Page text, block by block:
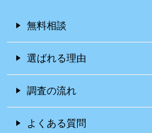
無料相談
選ばれる理由
調査の流れ
よくある質問